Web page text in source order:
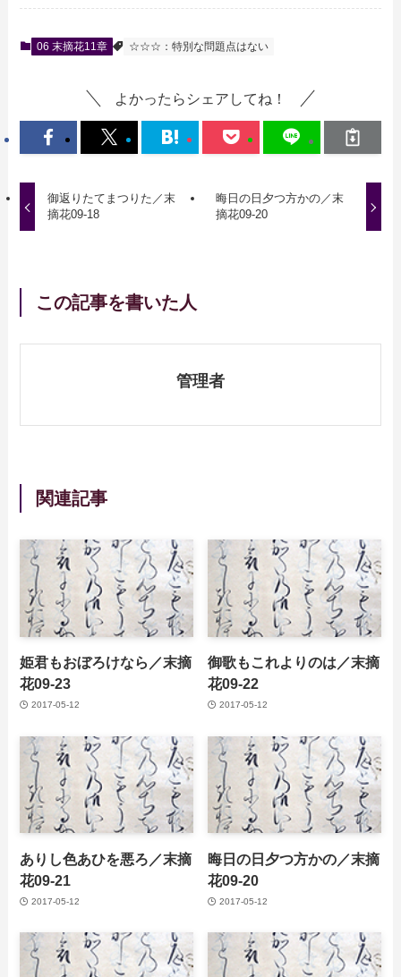
06 末摘花11章 ☆☆☆：特別な問題点はない
よかったらシェアしてね！
御返りたてまつりた／末
摘花09-18
晦日の日夕つ方かの／末
摘花09-20
この記事を書いた人
管理者
関連記事
姫君もおぼろけなら／末摘
花09-23
2017-05-12
御歌もこれよりのは／末摘
花09-22
2017-05-12
ありし色あひを悪ろ／末摘
花09-21
2017-05-12
晦日の日夕つ方かの／末摘
花09-20
2017-05-12